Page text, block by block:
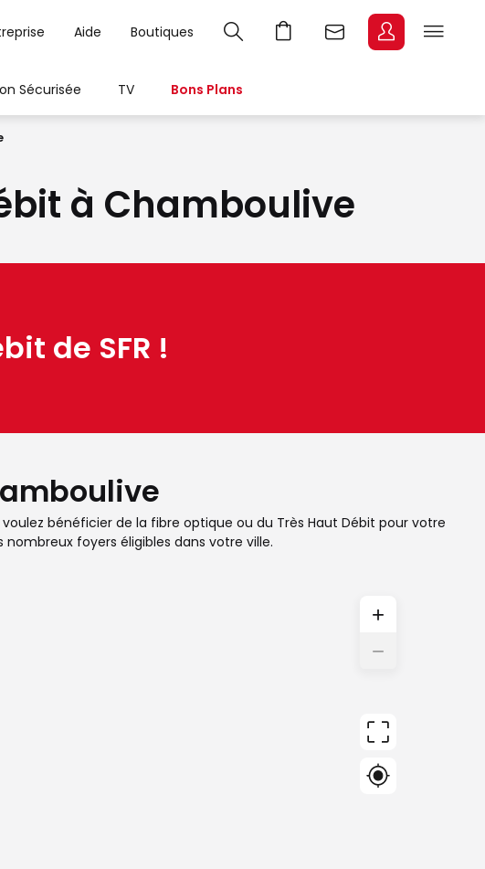
Aide Boutiques
Sécurisée TV Bons Plans
à Chamboulive
de SFR !
bénéficier de la fibre optique ou du Très Haut Débit pour votre
foyers éligibles dans votre ville.
+
−